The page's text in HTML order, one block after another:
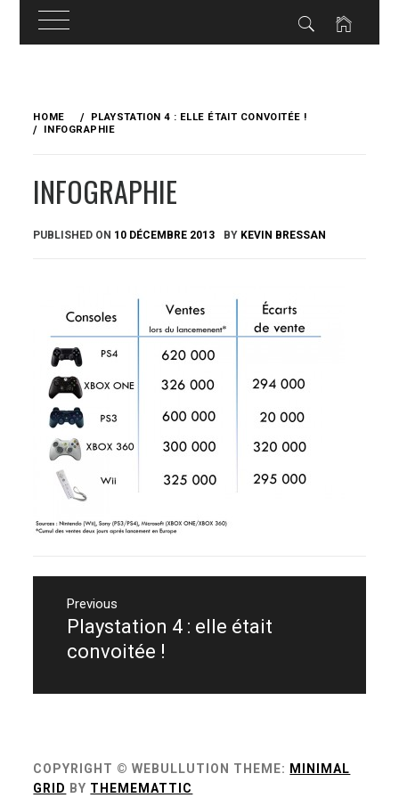
content
HOME
PLAYSTATION 4 : ELLE ÉTAIT CONVOITÉE !
INFOGRAPHIE
INFOGRAPHIE
PUBLISHED ON 10 DÉCEMBRE 2013 BY KEVIN BRESSAN
Navigation
l’article
Previous
Previous
post:
Playstation 4 : elle était
convoitée !
COPYRIGHT © WEBULLUTION THEME: MINIMAL
GRID BY THEMEMATTIC